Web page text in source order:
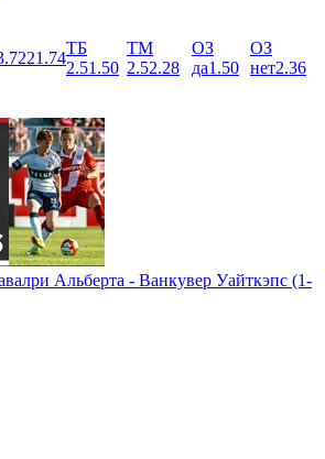
21.74
ТБ
2.51.50
ТМ
2.52.28
ОЗ
да1.50
ОЗ
нет2.36
Альберта - Ванкувер Уайткэпс (1-